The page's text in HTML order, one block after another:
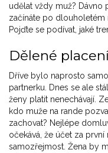
udělat vždy muž? Dávno
začínáte po dlouholetém
Pojďte se podívat, jaké
Dělené
Dříve bylo naprosto
partnerku. Dnes se ale
ženy platit nenechávají.
kdo muže na rande
zachovat? Nejlépe
očekává, že účet za
samozřejmost. Žena by